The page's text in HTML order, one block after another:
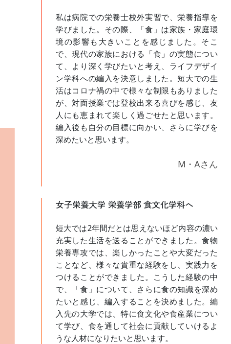
私は病院での栄養士校外実習で、栄養指導を
学びました。その際、「食」は家族・家庭環
境の影響も大きいことを感じました。そこ
で、現代の家族における「食」の実態につい
て、より深く学びたいと考え、ライフデザイ
ン学科への編入を決意しました。短大での生
活はコロナ禍の中で様々な制限もありました
が、対面授業では登校出来る喜びを感じ、友
人にも恵まれて楽しく過ごせたと思います。
編入後も自分の目標に向かい、さらに学びを
深めたいと思います。
M・Aさん
女子栄養大学 栄養学部 食文化学科へ
短大では2年間だとは思えないほど内容の濃い
充実した生活を送ることができました。食物
栄養専攻では、楽しかったことや大変だった
ことなど、様々な貴重な経験をし、実践力を
つけることができました。こうした経験の中
で、「食」について、さらに食の知識を深め
たいと感じ、編入することを決めました。編
入先の大学では、特に食文化や食産業につい
て学び、食を通して社会に貢献していけるよ
うな人材になりたいと思います。